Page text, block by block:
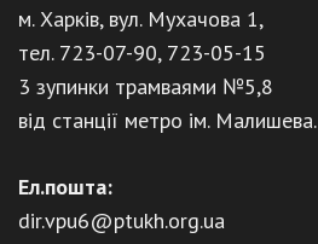
м. Харків, вул. Мухачова 1,
тел. 723-07-90, 723-05-15
3 зупинки трамваями №5,8
від станції метро ім. Малишева.
Ел.пошта:
dir.vpu6@ptukh.org.ua